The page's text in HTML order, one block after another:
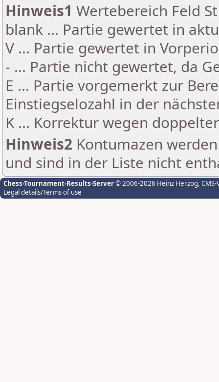
Hinweis1 Wertebereich Feld
blank ... Partie gewertet in
V ... Partie gewertet in
- ... Partie nicht gewertet, da
E ... Partie vorgemerkt zur
Einstiegselozahl in der
K ... Korrektur wegen
Hinweis2 Kontumazen
und sind in der Liste nicht
Chess-Tournament-Results-Server© 2006-2026 Heinz Herzog,
Legal details/Terms of use